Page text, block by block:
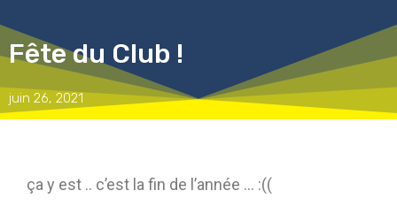
Fête du Club !
juin 26, 2021
ça y est .. c’est la fin de l’année … :((